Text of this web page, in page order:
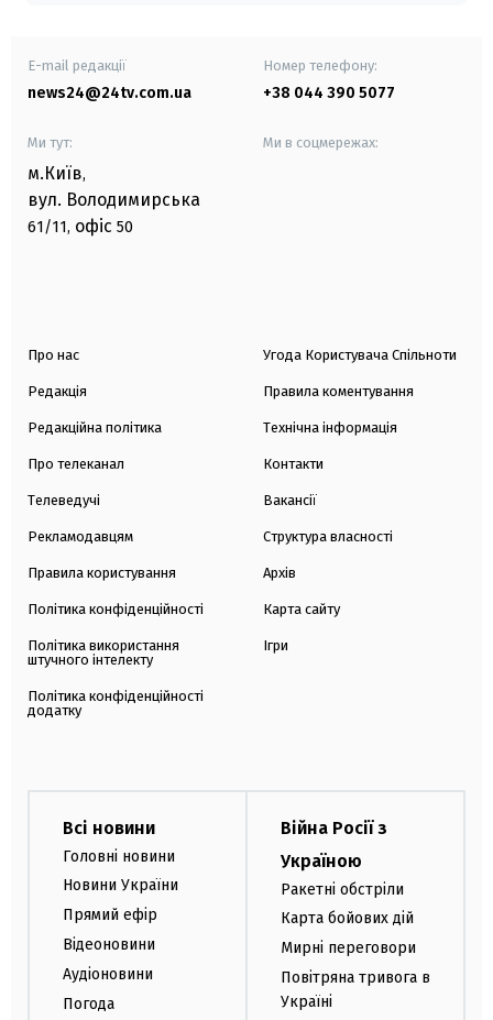
E-mail редакції
news24@24tv.com.ua
Номер телефону:
+38 044 390 5077
Ми тут:
м.Київ,
вул. Володимирська
61/11, офіс 50
Ми в соцмережах:
Про нас
Редакція
Редакційна політика
Про телеканал
Телеведучі
Рекламодавцям
Правила користування
Політика конфіденційності
Політика використання
штучного інтелекту
Політика конфіденційності
додатку
Угода Користувача Спільноти
Правила коментування
Технічна інформація
Контакти
Вакансії
Структура власності
Архів
Карта сайту
Ігри
Всі новини
Головні новини
Новини України
Прямий ефір
Відеоновини
Аудіоновини
Погода
Війна Росії з
Україною
Ракетні обстріли
Карта бойових дій
Мирні переговори
Повітряна тривога в
Україні